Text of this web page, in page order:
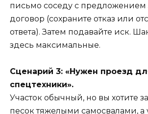
письмо соседу с предложением
договор (сохраните отказ или
ответа). Затем подавайте иск.
здесь максимальные.
Сценарий 3: «Нужен проезд
спецтехники».
Участок обычный, но вы хотите
песок тяжелыми самосвалами, а